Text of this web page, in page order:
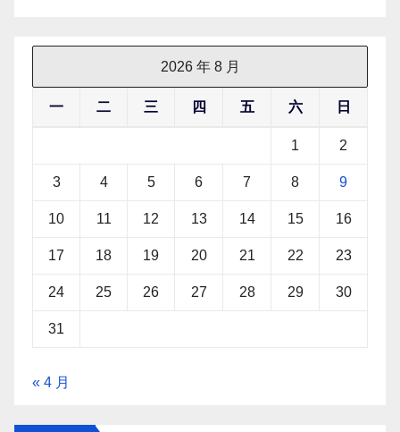
2026 年 8 月
一 二 三 四 五 六 日
1 2
3 4 5 6 7 8 9
10 11 12 13 14 15 16
17 18 19 20 21 22 23
24 25 26 27 28 29 30
31
« 4 月